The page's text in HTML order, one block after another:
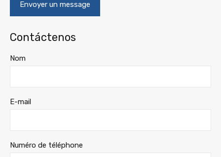
Contáctenos
Nom
E-mail
Numéro de téléphone